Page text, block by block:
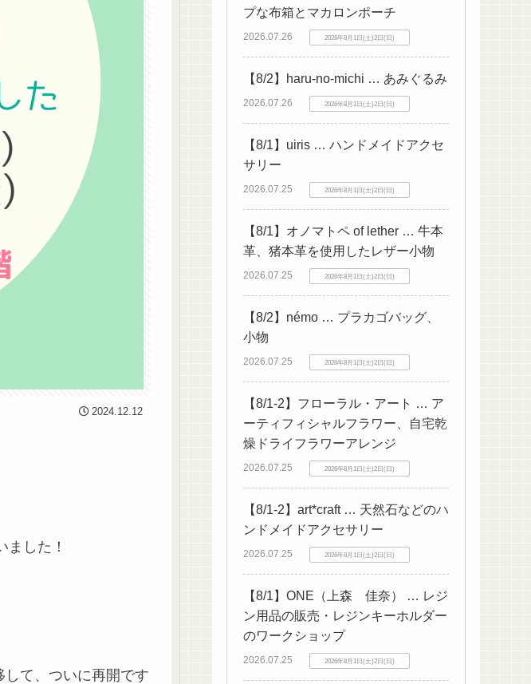
2024.12.12
した！
て、ついに再開です
プな布箱とマカロンポーチ
2026.07.26 2026年8月1日(土)2日(日)
【8/2】haru-no-michi … あみぐるみ
2026.07.26 2026年8月1日(土)2日(日)
【8/1】uiris … ハンドメイドアクセ
サリー
2026.07.25 2026年8月1日(土)2日(日)
【8/1】オノマトペ of lether … 牛本
革、猪本革を使用したレザー小物
2026.07.25 2026年8月1日(土)2日(日)
【8/2】némo … プラカゴバッグ、
小物
2026.07.25 2026年8月1日(土)2日(日)
【8/1-2】フローラル・アート … ア
ーティフィシャルフラワー、自宅乾
燥ドライフラワーアレンジ
2026.07.25 2026年8月1日(土)2日(日)
【8/1-2】art*craft … 天然石などのハ
ンドメイドアクセサリー
2026.07.25 2026年8月1日(土)2日(日)
【8/1】ONE（上森 佳奈） … レジ
ン用品の販売・レジンキーホルダー
のワークショップ
2026.07.25 2026年8月1日(土)2日(日)